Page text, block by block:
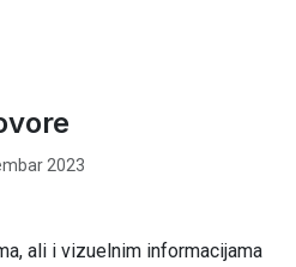
2023
ali i vizuelnim informacijama